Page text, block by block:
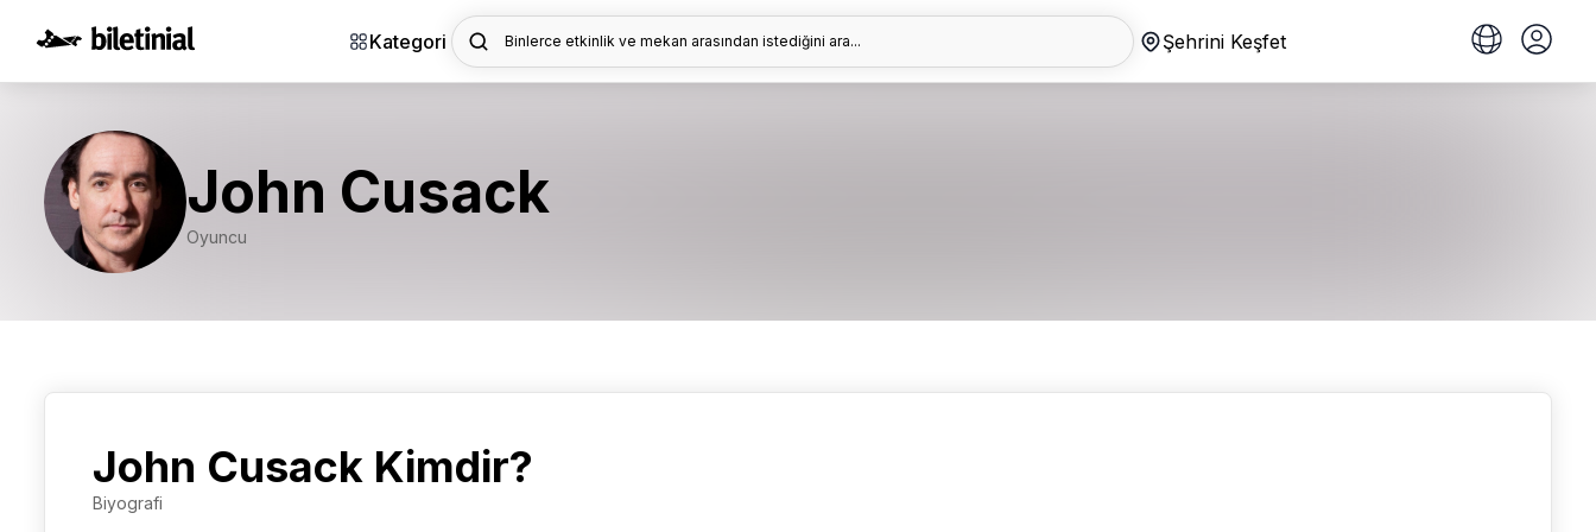
Kategori Binlerce etkinlik ve mekan arasından istediğini ara... Şehrini Keşfet
John Cusack
Oyuncu
John Cusack Kimdir?
Biyografi